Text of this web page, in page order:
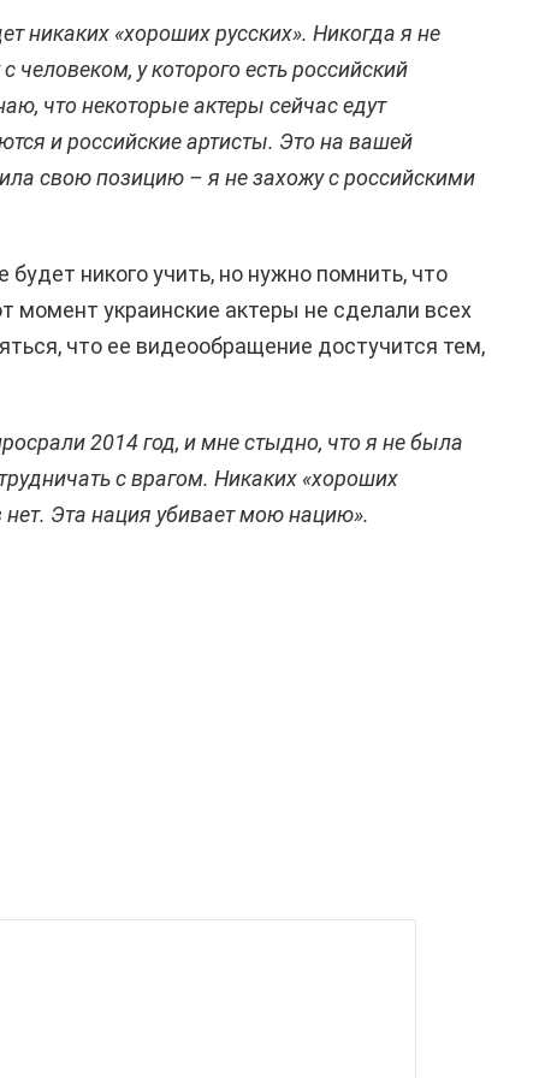
никаких «хороших русских». Никогда я не
у которого есть российский
что некоторые актеры сейчас едут
и российские артисты. Это на вашей
свою позицию – я не захожу с российскими
будет никого учить, но нужно помнить, что
момент украинские актеры не сделали всех
, что ее видеообращение достучится тем,
2014 год, и мне стыдно, что я не была
с врагом. Никаких «хороших
нет. Эта нация убивает мою нацию».